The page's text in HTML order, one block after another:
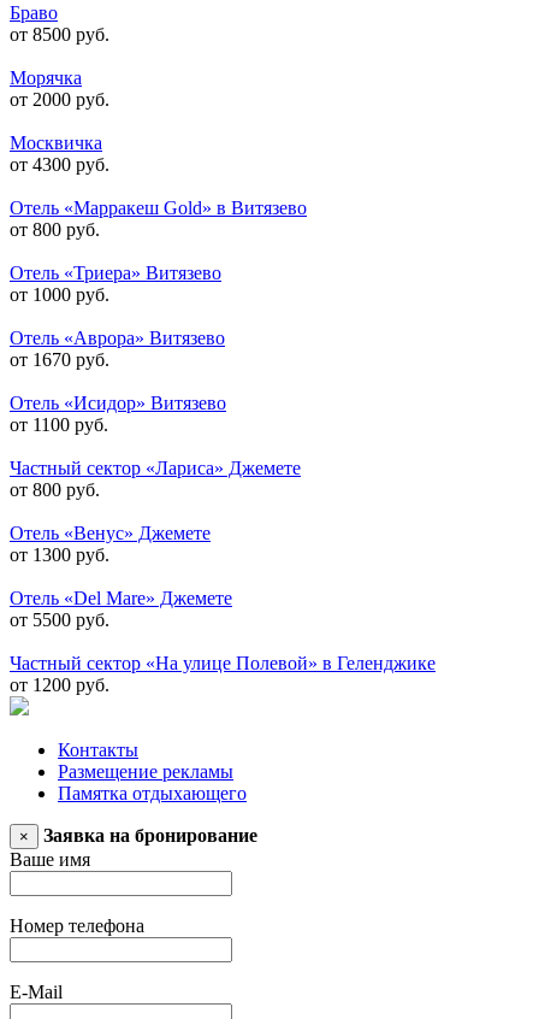
Браво
от 8500 руб.
Морячка
от 2000 руб.
Москвичка
от 4300 руб.
Отель «Марракеш Gold» в Витязево
от 800 руб.
Отель «Триера» Витязево
от 1000 руб.
Отель «Аврора» Витязево
от 1670 руб.
Отель «Исидор» Витязево
от 1100 руб.
Частный сектор «Лариса» Джемете
от 800 руб.
Отель «Венус» Джемете
от 1300 руб.
Отель «Del Mare» Джемете
от 5500 руб.
Частный сектор «На улице Полевой» в Геленджике
от 1200 руб.
Контакты
Размещение рекламы
Памятка отдыхающего
×
Заявка на бронирование
Ваше имя
Номер телефона
E-Mail